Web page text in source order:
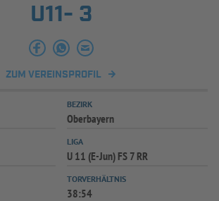
U11- 3
ZUM VEREINSPROFIL
BEZIRK
Oberbayern
LIGA
U 11 (E-Jun) FS 7 RR
TORVERHÄLTNIS
38:54